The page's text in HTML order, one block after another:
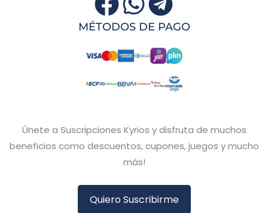
MÉTODOS DE PAGO
Únete a Suscripciones Kyrios y disfruta de muchos
beneficios como descuentos, cupones, juegos y mucho
más!
Quiero Suscribirme